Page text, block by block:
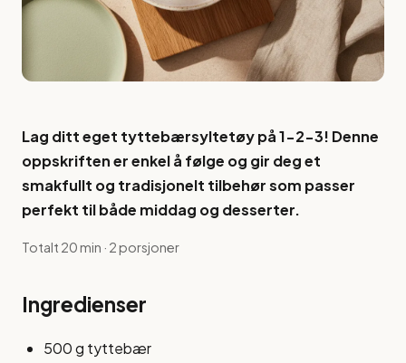
Lag ditt eget tyttebærsyltetøy på 1-2-3! Denne
oppskriften er enkel å følge og gir deg et
smakfullt og tradisjonelt tilbehør som passer
perfekt til både middag og desserter.
Totalt 20 min · 2 porsjoner
Ingredienser
500 g tyttebær